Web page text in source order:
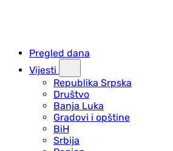
Pregled dana
Vijesti
Republika Srpska
Društvo
Banja Luka
Gradovi i opštine
BiH
Srbija